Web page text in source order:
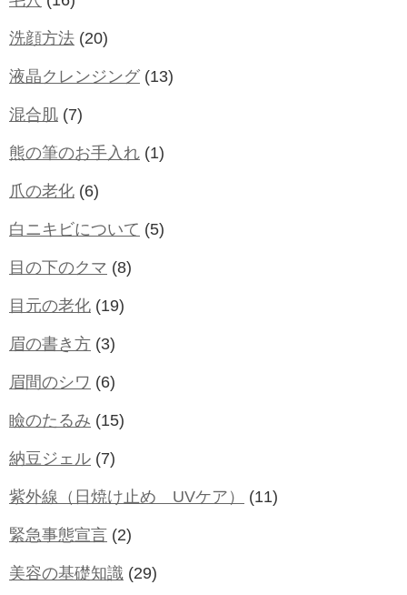
洗顔方法 (20)
液晶クレンジング (13)
混合肌 (7)
熊の筆のお手入れ (1)
爪の老化 (6)
白ニキビについて (5)
目の下のクマ (8)
目元の老化 (19)
眉の書き方 (3)
眉間のシワ (6)
瞼のたるみ (15)
納豆ジェル (7)
紫外線（日焼け止め UVケア） (11)
緊急事態宣言 (2)
美容の基礎知識 (29)